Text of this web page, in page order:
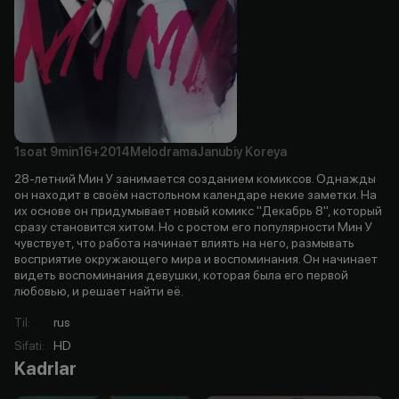
1soat 9min16+2014 MelodramaJanubiy Koreya
28-летний Мин У занимается созданием комиксов. Однажды
он находит в своём настольном календаре некие заметки. На
их основе он придумывает новый комикс "Декабрь 8", который
сразу становится хитом. Но с ростом его популярности Мин У
чувствует, что работа начинает влиять на него, размывать
восприятие окружающего мира и воспоминания. Он начинает
видеть воспоминания девушки, которая была его первой
любовью, и решает найти её.
Til:
rus
Sifati: HD
Kadrlar